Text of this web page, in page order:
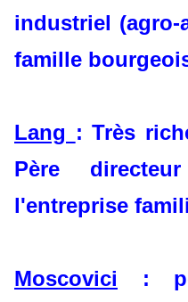
industriel (agro-
famille
Lang : Très
Père
l'entreprise
Moscovici :